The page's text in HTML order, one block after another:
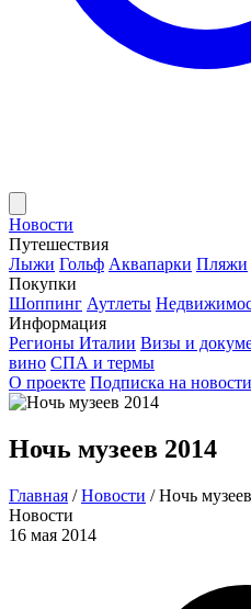
Новости
Путешествия
Лыжи Гольф Аквапарки Пляжи
Покупки
Шоппинг Аутлеты
Информация
Регионы Италии Визы и
вино СПА и термы
О проекте Подписка на новости
Ночь музеев 2014
Главная / Новости / Ночь
Новости
16 мая 2014